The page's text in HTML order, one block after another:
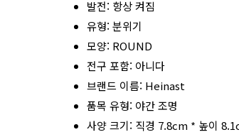
발전: 항상 켜짐
유형: 분위기
모양: ROUND
전구 포함: 아니다
브랜드 이름: Heinast
품목 유형: 야간 조명
사양 크기: 직경 7.8cm * 높이